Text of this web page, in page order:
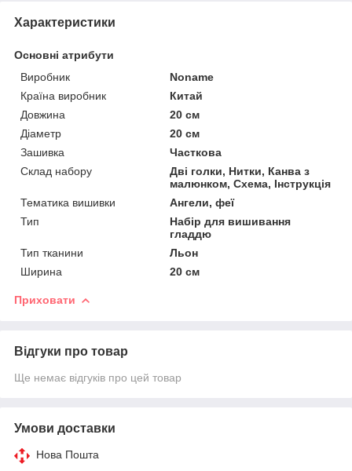
Характеристики
Основні атрибути
Виробник
Noname
Країна виробник
Китай
Довжина
20 см
Діаметр
20 см
Зашивка
Часткова
Склад набору
Дві голки, Нитки, Канва з
малюнком, Схема, Інструкція
Тематика вишивки
Ангели, феї
Тип
Набір для вишивання
гладдю
Тип тканини
Льон
Ширина
20 см
Приховати
Відгуки про товар
Ще немає відгуків про цей товар
Умови доставки
Нова Пошта